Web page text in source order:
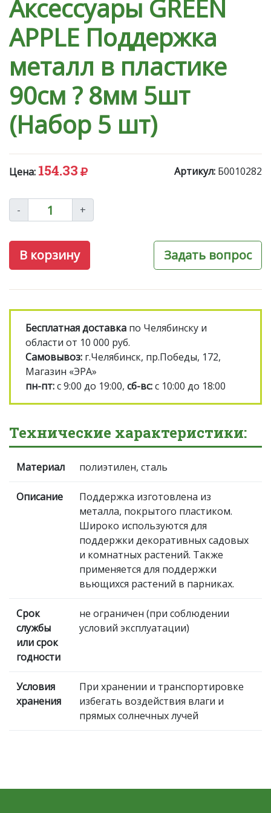
Аксессуары GREEN
APPLE Поддержка
металл в пластике
90см ? 8мм 5шт
(Набор 5 шт)
Цена: 154.33 Артикул: Б0010282
- +
В корзину Задать вопрос
Бесплатная доставка по Челябинску и
области от 10 000 руб.
Самовывоз: г.Челябинск, пр.Победы, 172,
Магазин «ЭРА»
пн-пт:с 9:00 до 19:00, сб-вс:с 10:00 до 18:00
Технические характеристики:
Материал полиэтилен, сталь
Описание
Поддержка изготовлена из
металла, покрытого пластиком.
Широко используются для
поддержки декоративных садовых
и комнатных растений. Также
применяется для поддержки
вьющихся растений в парниках.
Срок
службы
или срок
годности
не ограничен (при соблюдении
условий эксплуатации)
Условия
хранения
При хранении и транспортировке
избегать воздействия влаги и
прямых солнечных лучей